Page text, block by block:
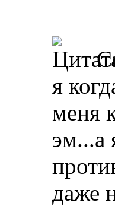
я
меня
эм...а
даже